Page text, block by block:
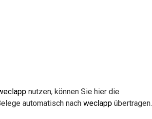
nutzen, können Sie hier die
automatisch nachweclapp übertragen.